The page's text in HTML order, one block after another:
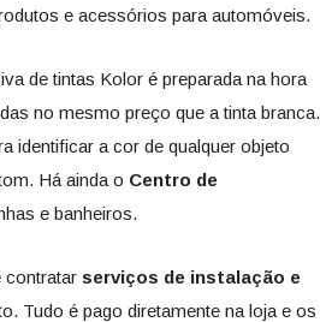
e acessórios para automóveis.
de tintas Kolor é preparada na hora
no mesmo preço que a tinta branca.
identificar a cor de qualquer objeto
Há ainda o Centro de
e banheiros.
contratar serviços de instalação e
Tudo é pago diretamente na loja e os